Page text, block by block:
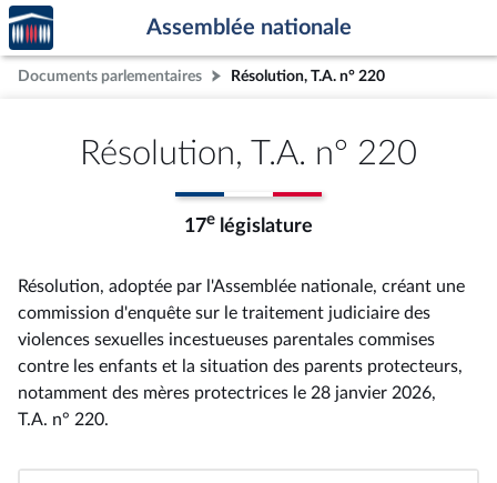
Aller au contenu
Aller en bas de la page
Accèder
à la
page
d'accueil
Assemblée nationale
Documents parlementaires Résolution, T.A. n° 220
Résolution, T.A. n° 220
17e législature
Résolution, adoptée par l'Assemblée nationale, créant une
commission d'enquête sur le traitement judiciaire des
violences sexuelles incestueuses parentales commises
contre les enfants et la situation des parents protecteurs,
notamment des mères protectrices le 28 janvier 2026,
T.A. n° 220.